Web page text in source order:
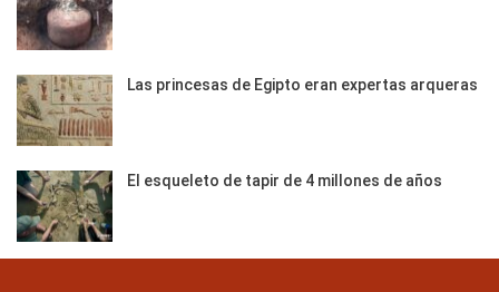
Las princesas de Egipto eran expertas arqueras
El esqueleto de tapir de 4 millones de años